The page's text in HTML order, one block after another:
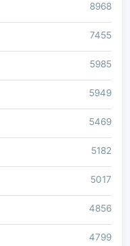
8968
7455
5985
5949
5469
5182
5017
4856
4799